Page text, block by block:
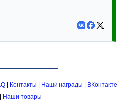
| Контакты Наши награды
ВКонтакте
Наши товары